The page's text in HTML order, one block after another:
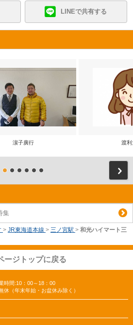
LINEで共有する
濵子廣行 渡利
集
> JR東海道本線 > 三ノ宮駅 > 和光ハイマート三
ージトップに戻る
時間:10：00～18：00
休（年末年始・お盆休み除く）